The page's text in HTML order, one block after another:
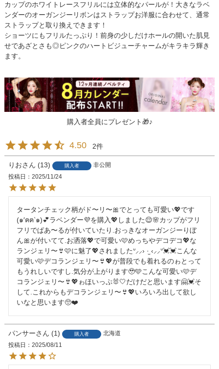
カップのホワイトレースフリルには立体的なパールが！大きなラベ
ンダーのオーガンジーリボンはストラップお洋服に合わせて、通常
ストラップと取り換えできます！
ショーツにもフリルたっぷり！前身の少しだけホールの開いた肌見
せであざとさも◎ピンクのハートビジューチャームがキラキラ輝き
ます。
購入者全員にプレゼント🎁♪
4.50 2
りお 13 購入者
非公開
投稿日
2025/11/24
タータンチェック柄がド〜リ〜🎀でとっても可愛い💖です
(๑′ฅฅ‵๑)💕ラベンダー💜を購入💖しました😌🌸カップがフリ
フリでぱあ〜るが付いていたり.おっきなオーガンジーりぼ
ん🎀が付いてて.お洒落💖で可愛い🩷めっちやデコデコ💖な
ランジェリ〜👙🩷に魅了💖されましたᐡ⸝⸝› ·̫ ‹⸝⸝ᐡ💓💓こんな
可愛い🩷デコランジェリ〜👙💖が普段でも着れるのゎとって
もうれしいですし.気分が上がります🥹🩵こんな可愛い🩷デ
コランジェリ〜👙💖ゎほいっぷ🐰🤍だけだと思います🤗💓そ
して.これからもデコランジェリ〜👙💖いろいろ出して欲し
いなと思います🥺❤️
パンサー 1 購入者
北海道
投稿日
2025/08/11